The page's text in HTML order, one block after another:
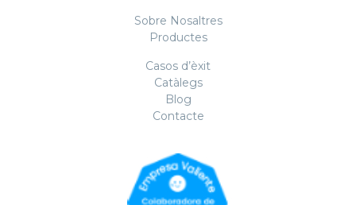
Sobre Nosaltres
Productes
Casos d’èxit
Catàlegs
Blog
Contacte